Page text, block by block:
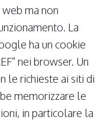
ma non
La
ha un cookie
nei browser. Un
le richieste ai siti di
memorizzare le
in particolare la